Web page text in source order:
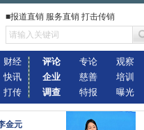
■报道直销 服务直销 打击传销
财经
快讯
打传
评论
企业
调查
专论
慈善
特报
观察
培训
曝光
金元